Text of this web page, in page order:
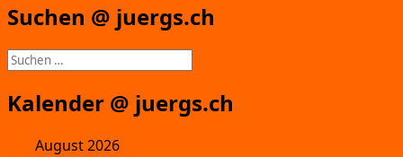
Suchen @ juergs.ch
Suchen
nach:
Kalender @ juergs.ch
August 2026